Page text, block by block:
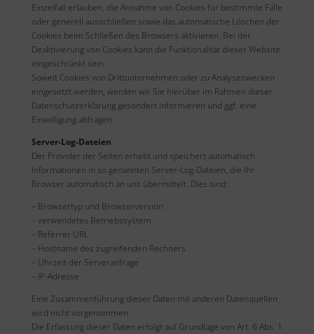
Einzelfall erlauben, die Annahme von Cookies für bestimmte Fälle
oder generell ausschließen sowie das automatische Löschen der
Cookies beim Schließen des Browsers aktivieren. Bei der
Deaktivierung von Cookies kann die Funktionalität dieser Website
eingeschränkt sein.
Soweit Cookies von Drittunternehmen oder zu Analysezwecken
eingesetzt werden, werden wir Sie hierüber im Rahmen dieser
Datenschutzerklärung gesondert informieren und ggf. eine
Einwilligung abfragen.
Server-Log-Dateien
Der Provider der Seiten erhebt und speichert automatisch
Informationen in so genannten Server-Log-Dateien, die Ihr
Browser automatisch an uns übermittelt. Dies sind:
– Browsertyp und Browserversion
– verwendetes Betriebssystem
– Referrer URL
– Hostname des zugreifenden Rechners
– Uhrzeit der Serveranfrage
– IP-Adresse
Eine Zusammenführung dieser Daten mit anderen Datenquellen
wird nicht vorgenommen.
Die Erfassung dieser Daten erfolgt auf Grundlage von Art. 6 Abs. 1